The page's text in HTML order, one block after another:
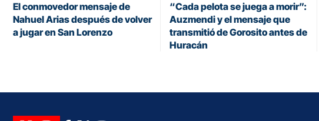
El conmovedor mensaje de
Nahuel Arias después de volver
a jugar en San Lorenzo
“Cada pelota se juega a morir”:
Auzmendi y el mensaje que
transmitió de Gorosito antes de
Huracán